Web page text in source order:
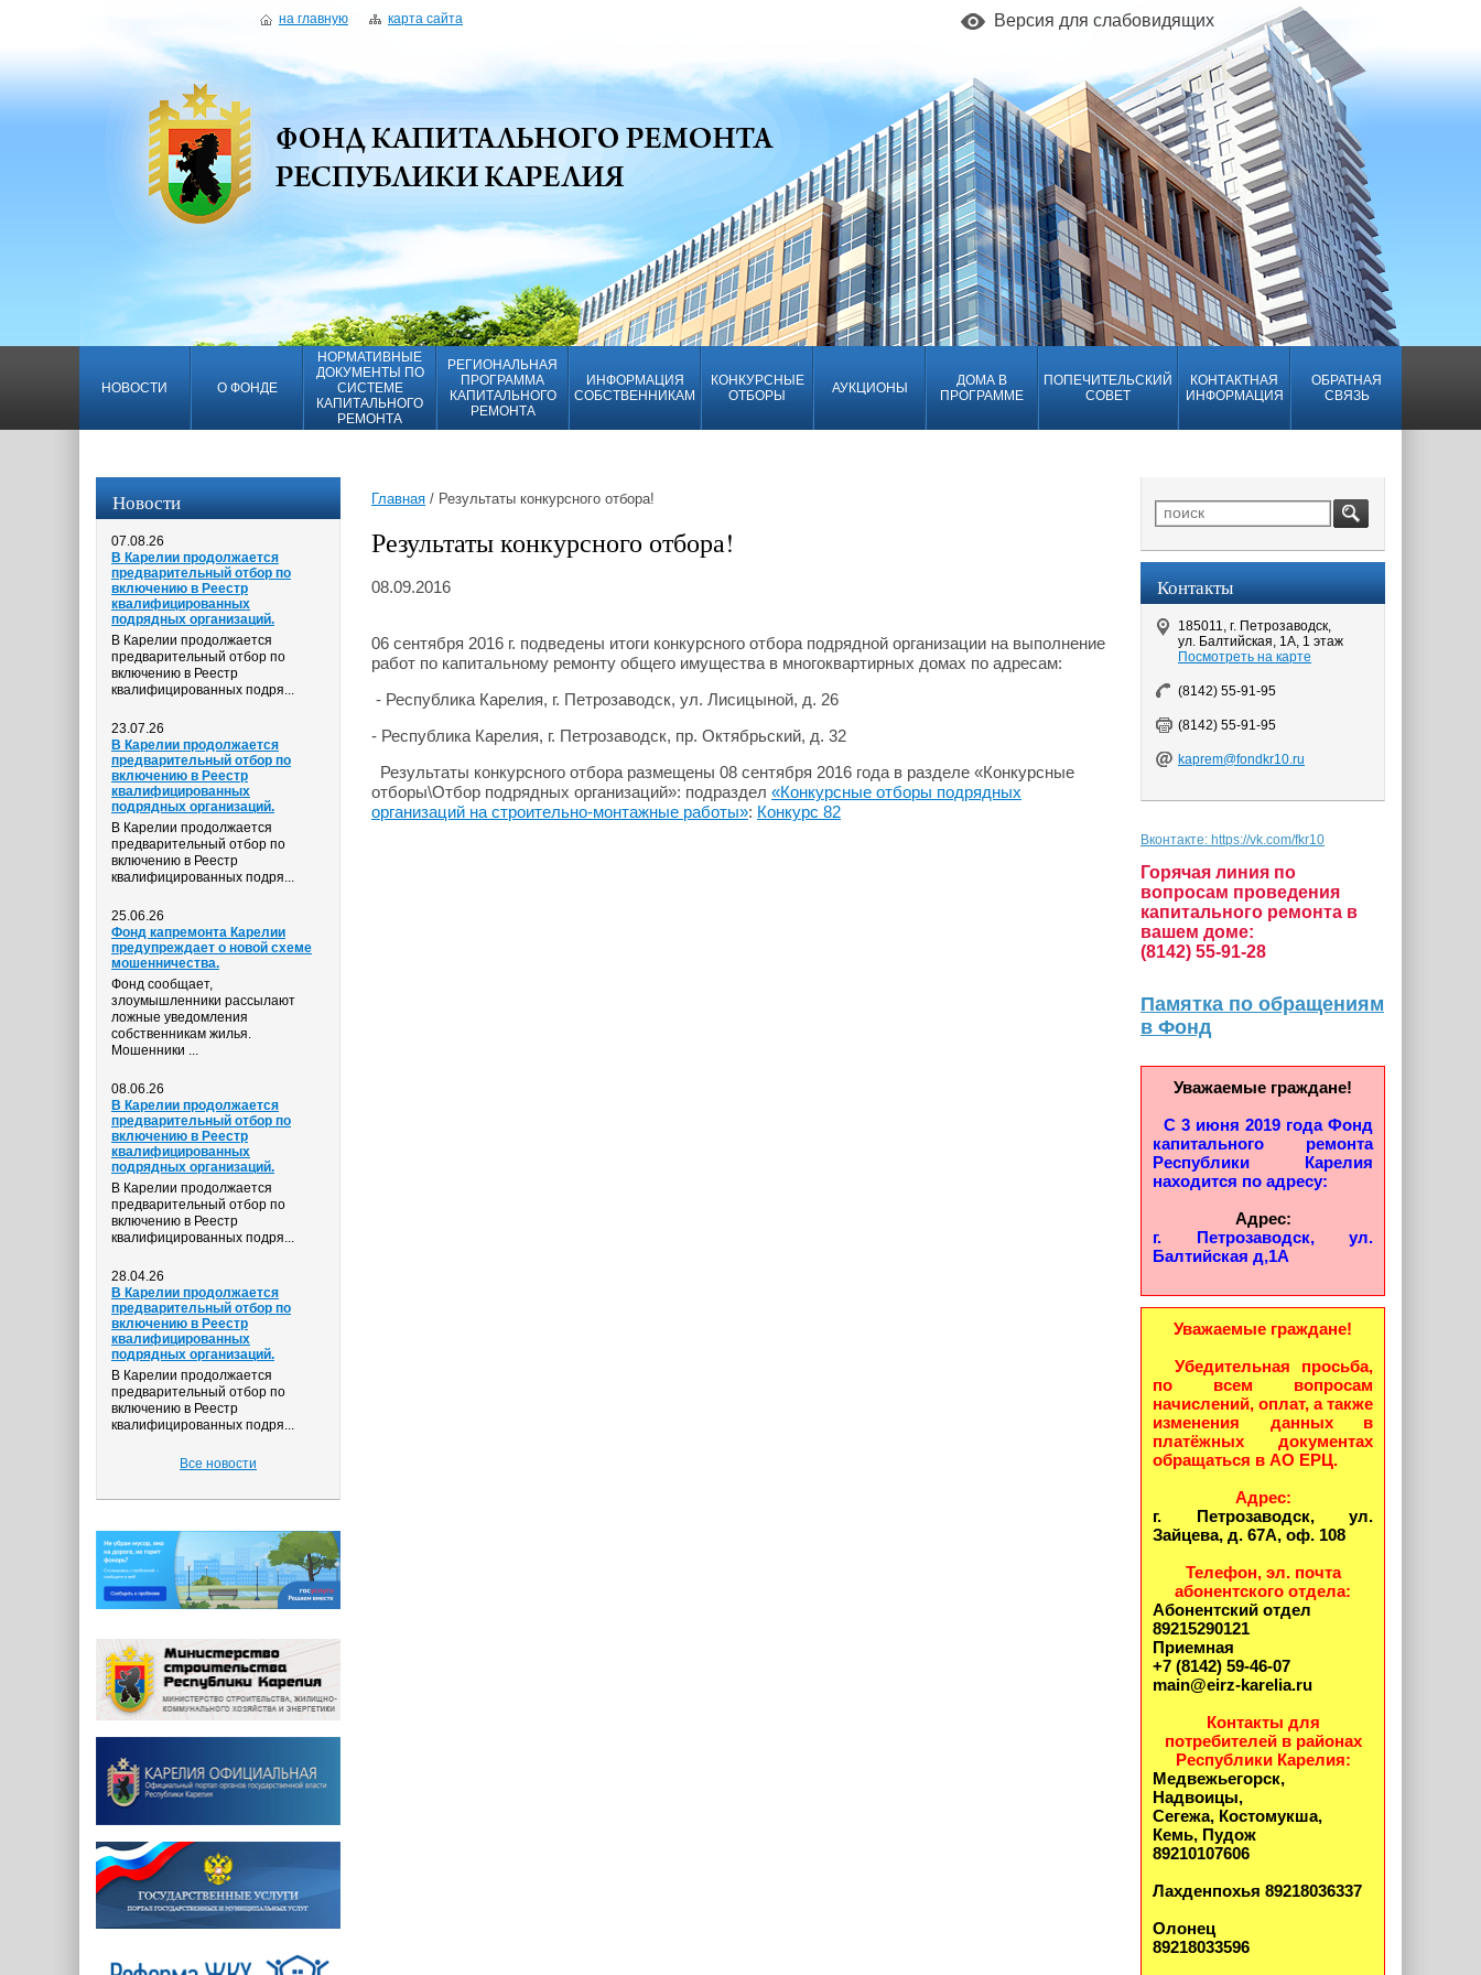
на главную карта сайта Версия для слабовидящих
НОВОСТИ О ФОНДЕ
НОРМАТИВНЫЕ
ДОКУМЕНТЫ ПО
СИСТЕМЕ
КАПИТАЛЬНОГО
РЕМОНТА
РЕГИОНАЛЬНАЯ
ПРОГРАММА
КАПИТАЛЬНОГО
РЕМОНТА
ИНФОРМАЦИЯ
СОБСТВЕННИКАМ
КОНКУРСНЫЕ
ОТБОРЫ
АУКЦИОНЫ
ДОМА В
ПРОГРАММЕ
ПОПЕЧИТЕЛЬСКИЙ
СОВЕТ
КОНТАКТНАЯ
ИНФОРМАЦИЯ
ОБРАТНАЯ
СВЯЗЬ
Новости
07.08.26
В Карелии продолжается
предварительный отбор по
включению в Реестр
квалифицированных
подрядных организаций.
В Карелии продолжается
предварительный отбор по
включению в Реестр
квалифицированных подря...
23.07.26
В Карелии продолжается
предварительный отбор по
включению в Реестр
квалифицированных
подрядных организаций.
В Карелии продолжается
предварительный отбор по
включению в Реестр
квалифицированных подря...
25.06.26
Фонд капремонта Карелии
предупреждает о новой схеме
мошенничества.
Фонд сообщает,
злоумышленники рассылают
ложные уведомления
собственникам жилья.
Мошенники ...
08.06.26
В Карелии продолжается
предварительный отбор по
включению в Реестр
квалифицированных
подрядных организаций.
В Карелии продолжается
предварительный отбор по
включению в Реестр
квалифицированных подря...
28.04.26
В Карелии продолжается
предварительный отбор по
включению в Реестр
квалифицированных
подрядных организаций.
В Карелии продолжается
предварительный отбор по
включению в Реестр
квалифицированных подря...
Все новости
Главная / Результаты конкурсного отбора!
Результаты конкурсного отбора!
08.09.2016
06 сентября 2016 г. подведены итоги конкурсного отбора подрядной организации на выполнение
работ по капитальному ремонту общего имущества в многоквартирных домах по адресам:
- Республика Карелия, г. Петрозаводск, ул. Лисицыной, д. 26
- Республика Карелия, г. Петрозаводск, пр. Октябрьский, д. 32
Результаты конкурсного отбора размещены 08 сентября 2016 года в разделе «Конкурсные
отборы\Отбор подрядных организаций»: подраздел «Конкурсные отборы подрядных
организаций на строительно-монтажные работы»: Конкурс 82
Контакты
185011, г. Петрозаводск,
ул. Балтийская, 1А, 1 этаж
Посмотреть на карте
(8142) 55-91-95
(8142) 55-91-95
kaprem@fondkr10.ru
Вконтакте: https://vk.com/fkr10
Горячая линия по
вопросам проведения
капитального ремонта в
вашем доме:
(8142) 55-91-28
Памятка по обращениям
в Фонд
Уважаемые граждане!
С 3 июня 2019 года Фонд
капитального ремонта
Республики Карелия
находится по адресу:
Адрес:
г. Петрозаводск, ул.
Балтийская д,1А
Уважаемые граждане!
Убедительная просьба,
по всем вопросам
начислений, оплат, а также
изменения данных в
платёжных документах
обращаться в АО ЕРЦ.
Адрес:
г. Петрозаводск, ул.
Зайцева, д. 67А, оф. 108
Телефон, эл. почта
абонентского отдела:
Абонентский отдел
89215290121
Приемная
+7 (8142) 59-46-07
main@eirz-karelia.ru
Контакты для
потребителей в районах
Республики Карелия:
Медвежьегорск,
Надвоицы,
Сегежа, Костомукша,
Кемь, Пудож
89210107606
Лахденпохья 89218036337
Олонец
89218033596